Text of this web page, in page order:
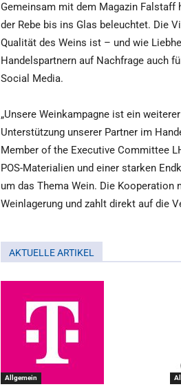
Gemeinsam mit dem Magazin Falstaff
der Rebe bis ins Glas beleuchtet. Die
Qualität des Weins ist – und wie
Handelspartnern auf Nachfrage auch
Social Media.
„Unsere Weinkampagne ist ein
Unterstützung unserer Partner im
Member of the Executive Committee
POS-Materialien und einer starken
um das Thema Wein. Die
Weinlagerung und zahlt direkt auf die
AKTUELLE ARTIKEL
Allgemein